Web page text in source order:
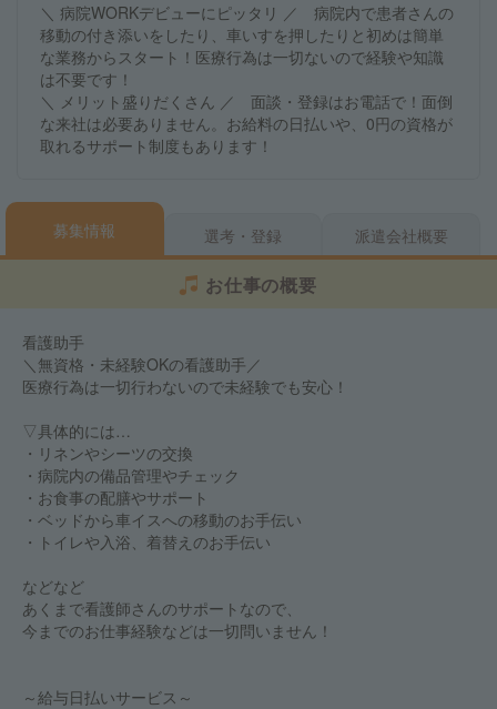
＼ 病院WORKデビューにピッタリ ／ 病院内で患者さんの
移動の付き添いをしたり、車いすを押したりと初めは簡単
な業務からスタート！医療行為は一切ないので経験や知識
は不要です！
＼ メリット盛りだくさん ／ 面談・登録はお電話で！面倒
な来社は必要ありません。お給料の日払いや、0円の資格が
取れるサポート制度もあります！
募集情報 選考・登録 派遣会社概要
お仕事の概要
看護助手
＼無資格・未経験OKの看護助手／
医療行為は一切行わないので未経験でも安心！
▽具体的には…
・リネンやシーツの交換
・病院内の備品管理やチェック
・お食事の配膳やサポート
・ベッドから車イスへの移動のお手伝い
・トイレや入浴、着替えのお手伝い
などなど
あくまで看護師さんのサポートなので、
今までのお仕事経験などは一切問いません！
～給与日払いサービス～